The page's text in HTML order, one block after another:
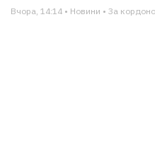
Вчора, 14:14 • Новини • За